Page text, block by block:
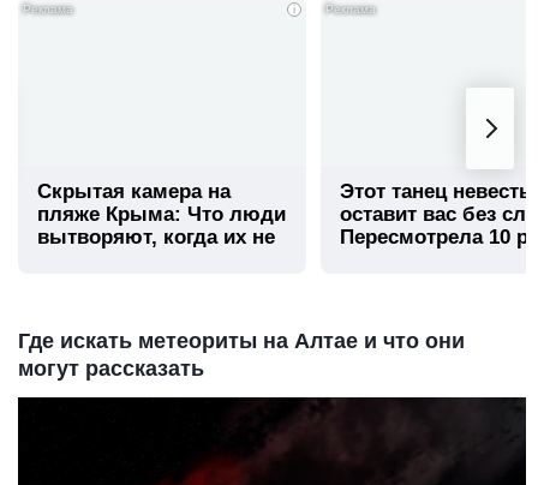
i
Скрытая камера на
пляже Крыма: Что люди
вытворяют, когда их не
Этот танец невесты
оставит вас без
Пересмотрела 10
Где искать метеориты на Алтае и что они
могут рассказать